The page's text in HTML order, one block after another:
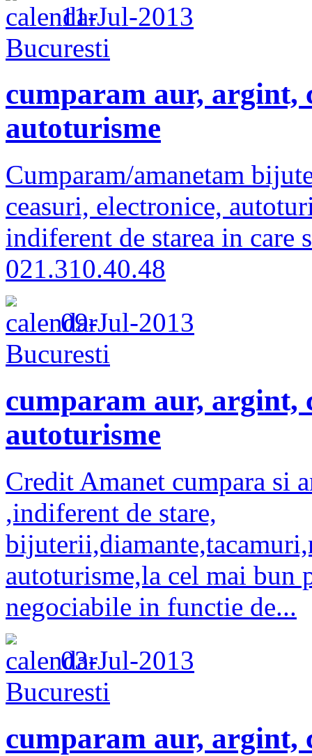
11-Jul-2013
Bucuresti
cumparam aur, argint,
autoturisme
Cumparam/amanetam
ceasuri, electronice,
indiferent de starea in care
021.310.40.48
09-Jul-2013
Bucuresti
cumparam aur, argint,
autoturisme
Credit Amanet cumpara si
,indiferent de stare,
autoturisme,la cel mai bun
negociabile in functie de...
03-Jul-2013
Bucuresti
cumparam aur, argint,